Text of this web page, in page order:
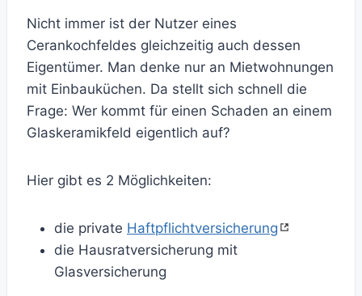
Nicht immer ist der Nutzer eines
Cerankochfeldes gleichzeitig auch dessen
Eigentümer. Man denke nur an Mietwohnungen
mit Einbauküchen. Da stellt sich schnell die
Frage: Wer kommt für einen Schaden an einem
Glaskeramikfeld eigentlich auf?
Hier gibt es 2 Möglichkeiten:
die private Haftpflichtversicherung
die Hausratversicherung mit
Glasversicherung